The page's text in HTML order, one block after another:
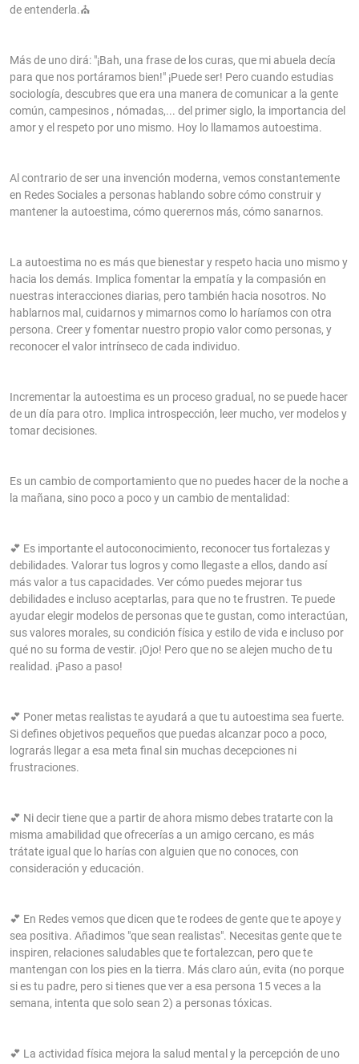
de entenderla.⛪
Más de uno dirá: "¡Bah, una frase de los curas, que mi abuela decía
para que nos portáramos bien!" ¡Puede ser! Pero cuando estudias
sociología, descubres que era una manera de comunicar a la gente
común, campesinos , nómadas,... del primer siglo, la importancia del
amor y el respeto por uno mismo. Hoy lo llamamos autoestima.
Al contrario de ser una invención moderna, vemos constantemente
en Redes Sociales a personas hablando sobre cómo construir y
mantener la autoestima, cómo querernos más, cómo sanarnos.
La autoestima no es más que bienestar y respeto hacia uno mismo y
hacia los demás. Implica fomentar la empatía y la compasión en
nuestras interacciones diarias, pero también hacia nosotros. No
hablarnos mal, cuidarnos y mimarnos como lo haríamos con otra
persona. Creer y fomentar nuestro propio valor como personas, y
reconocer el valor intrínseco de cada individuo.
Incrementar la autoestima es un proceso gradual, no se puede hacer
de un día para otro. Implica introspección, leer mucho, ver modelos y
tomar decisiones.
Es un cambio de comportamiento que no puedes hacer de la noche a
la mañana, sino poco a poco y un cambio de mentalidad:
💕 Es importante el autoconocimiento, reconocer tus fortalezas y
debilidades. Valorar tus logros y como llegaste a ellos, dando así
más valor a tus capacidades. Ver cómo puedes mejorar tus
debilidades e incluso aceptarlas, para que no te frustren. Te puede
ayudar elegir modelos de personas que te gustan, como interactúan,
sus valores morales, su condición física y estilo de vida e incluso por
qué no su forma de vestir. ¡Ojo! Pero que no se alejen mucho de tu
realidad. ¡Paso a paso!
💕 Poner metas realistas te ayudará a que tu autoestima sea fuerte.
Si defines objetivos pequeños que puedas alcanzar poco a poco,
lograrás llegar a esa meta final sin muchas decepciones ni
frustraciones.
💕 Ni decir tiene que a partir de ahora mismo debes tratarte con la
misma amabilidad que ofrecerías a un amigo cercano, es más
trátate igual que lo harías con alguien que no conoces, con
consideración y educación.
💕 En Redes vemos que dicen que te rodees de gente que te apoye y
sea positiva. Añadimos "que sean realistas". Necesitas gente que te
inspiren, relaciones saludables que te fortalezcan, pero que te
mantengan con los pies en la tierra. Más claro aún, evita (no porque
si es tu padre, pero si tienes que ver a esa persona 15 veces a la
semana, intenta que solo sean 2) a personas tóxicas.
💕 La actividad física mejora la salud mental y la percepción de uno